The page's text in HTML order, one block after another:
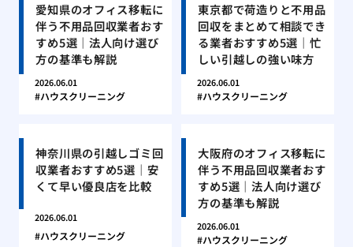
愛知県のオフィス移転に
伴う不用品回収業者おす
すめ5選｜法人向け選び
方の基準も解説
2026.06.01
ハウスクリーニング
東京都で荷造りと不用品
回収をまとめて相談でき
る業者おすすめ5選｜忙
しい引越しの強い味方
2026.06.01
ハウスクリーニング
神奈川県の引越しゴミ回
収業者おすすめ5選｜安
くて早い優良店を比較
2026.06.01
ハウスクリーニング
大阪府のオフィス移転に
伴う不用品回収業者おす
すめ5選｜法人向け選び
方の基準も解説
2026.06.01
ハウスクリーニング